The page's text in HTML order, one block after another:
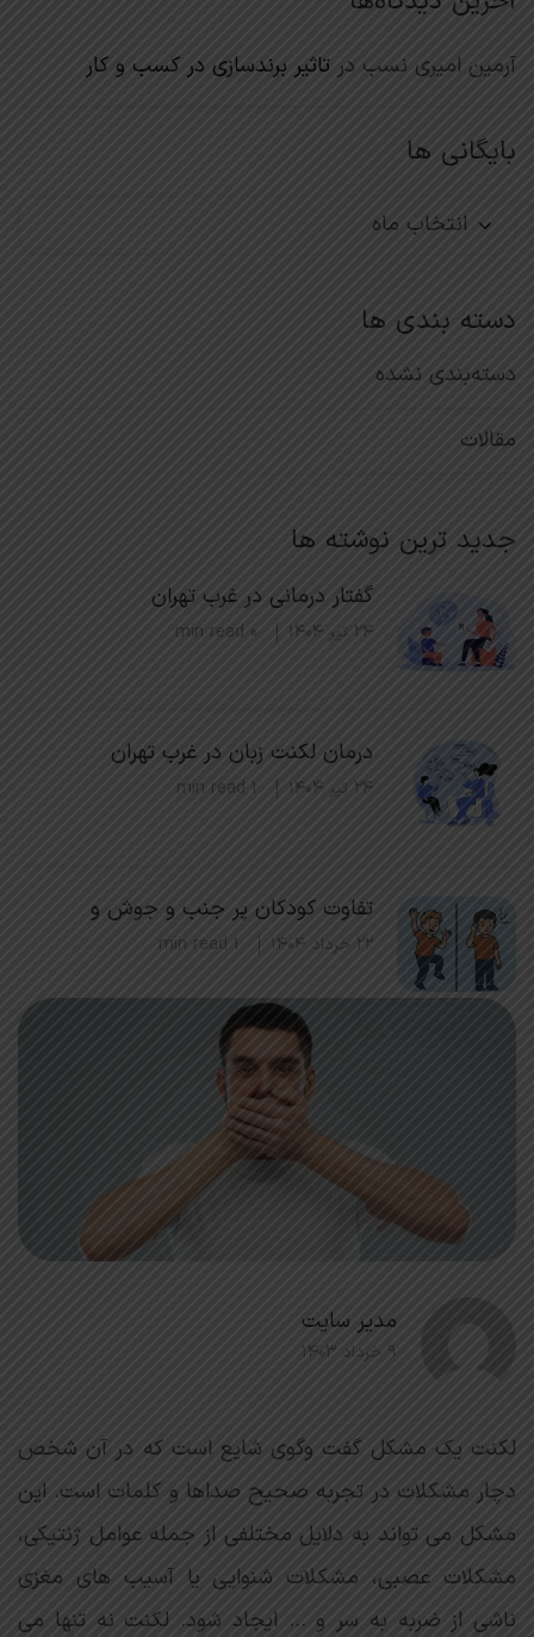
آرمین امیری نسب در تاثیر برندسازی در کسب و کار
بایگانی ها
دسته بندی ها
دسته‌بندی نشده
مقالات
جدید ترین نوشته ها
گفتار درمانی در غرب تهران
۲۴ تیر ۱۴۰۴ 0 min read
درمان لکنت زبان در غرب تهران
۲۴ تیر ۱۴۰۴ 1 min read
تفاوت کودکان پر جنب و جوش و
۲۲ خرداد ۱۴۰۴ 1 min read
مدیر سایت
۹ خرداد ۱۴۰۳
لکنت یک مشکل گفت وگوی شایع است که در آن شخص
دچار مشکلات در تجربه صحیح صداها و کلمات است. این
مشکل می تواند به دلایل مختلفی از جمله عوامل ژنتیکی،
مشکلات عصبی، مشکلات شنوایی یا آسیب های مغزی
ناشی از ضربه به سر و … ایجاد شود. لکنت نه تنها می